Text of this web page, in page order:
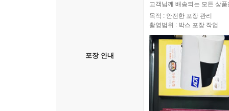
포장 안내
고객님께 배송되는 모든 상
목적 : 안전한 포장 관리
촬영범위 : 박스 포장 작업